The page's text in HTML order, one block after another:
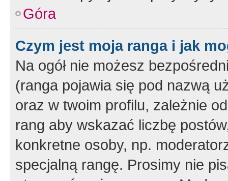
Góra
Czym jest moja ranga i jak
Na ogół nie możesz
(ranga pojawia się pod nazwą
oraz w twoim profilu, zależnie
rang aby wskazać liczbę
konkretne osoby, np.
specjalną rangę. Prosimy nie